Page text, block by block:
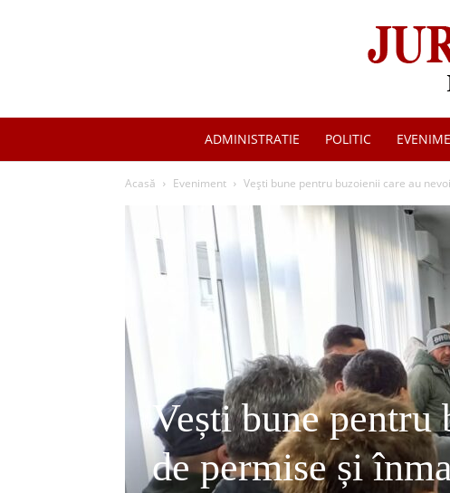
ADMINISTRATIE POLITIC
Acasă Eveniment Vești bune pentru buzoienii care au
Vești bune pentru
de permise și